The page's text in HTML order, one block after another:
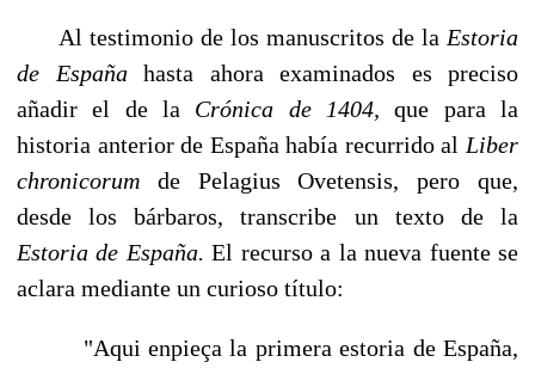
Al testimonio de los manuscritos de la Estoria
de España hasta ahora examinados es preciso
añadir el de la Crónica de 1404,que para la
historia anterior de España había recurrido al Liber
chronicorum de Pelagius Ovetensis, pero que,
desde los bárba­ros, transcribe un texto de la
Estoria de España.El recurso a la nueva fuente se
aclara mediante un curioso título:
"Aqui enpieça la primera estoria de España,